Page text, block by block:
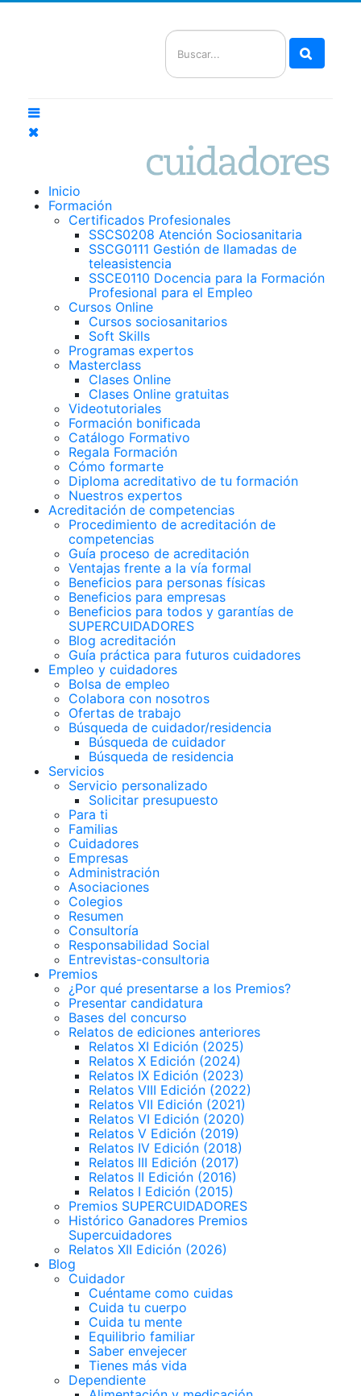
Inicio
Formación
Certificados Profesionales
SSCS0208 Atención Sociosanitaria
SSCG0111 Gestión de llamadas de
teleasistencia
SSCE0110 Docencia para la Formación
Profesional para el Empleo
Cursos Online
Cursos sociosanitarios
Soft Skills
Programas expertos
Masterclass
Clases Online
Clases Online gratuitas
Videotutoriales
Formación bonificada
Catálogo Formativo
Regala Formación
Cómo formarte
Diploma acreditativo de tu formación
Nuestros expertos
Acreditación de competencias
Procedimiento de acreditación de
competencias
Guía proceso de acreditación
Ventajas frente a la vía formal
Beneficios para personas físicas
Beneficios para empresas
Beneficios para todos y garantías de
SUPERCUIDADORES
Blog acreditación
Guía práctica para futuros cuidadores
Empleo y cuidadores
Bolsa de empleo
Colabora con nosotros
Ofertas de trabajo
Búsqueda de cuidador/residencia
Búsqueda de cuidador
Búsqueda de residencia
Servicios
Servicio personalizado
Solicitar presupuesto
Para ti
Familias
Cuidadores
Empresas
Administración
Asociaciones
Colegios
Resumen
Consultoría
Responsabilidad Social
Entrevistas-consultoria
Premios
¿Por qué presentarse a los Premios?
Presentar candidatura
Bases del concurso
Relatos de ediciones anteriores
Relatos XI Edición (2025)
Relatos X Edición (2024)
Relatos IX Edición (2023)
Relatos VIII Edición (2022)
Relatos VII Edición (2021)
Relatos VI Edición (2020)
Relatos V Edición (2019)
Relatos IV Edición (2018)
Relatos III Edición (2017)
Relatos II Edición (2016)
Relatos I Edición (2015)
Premios SUPERCUIDADORES
Histórico Ganadores Premios
Supercuidadores
Relatos XII Edición (2026)
Blog
Cuidador
Cuéntame como cuidas
Cuida tu cuerpo
Cuida tu mente
Equilibrio familiar
Saber envejecer
Tienes más vida
Dependiente